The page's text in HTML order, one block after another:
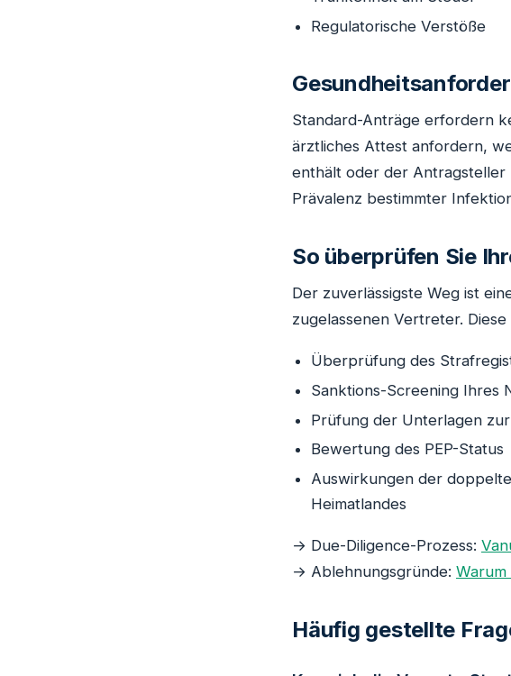
Regulatorische Verstöße
Standard-Anträge erfordern
ärztliches Attest anfordern,
enthält oder der Antragsteller
Prävalenz bestimmter
So überprüfen Sie
Der zuverlässigste Weg ist
zugelassenen Vertreter.
Überprüfung des
Sanktions-Screening Ihres
Prüfung der Unterlagen
Bewertung des PEP-Status
Auswirkungen der
Heimatlandes
→ Due-Diligence-Prozess:
→ Ablehnungsgründe:
Häufig gestellte